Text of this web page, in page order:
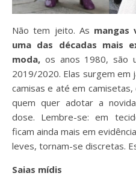
Não tem jeito. As mangas
uma das décadas mais
moda, os anos 1980, são
2019/2020. Elas surgem
camisas e até em
quem quer adotar a
dose. Lembre-se: em
ficam ainda mais em
leves, tornam-se discretas.
Saias mídis